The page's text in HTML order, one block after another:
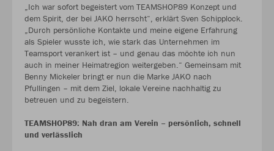
„Ich war sofort begeistert vom TEAMSHOP89 Konzept und
dem Spirit, der bei JAKO herrscht“, erklärt Sven Schipplock.
„Durch persönliche Kontakte und meine eigene Erfahrung
als Spieler wusste ich, wie stark das Unternehmen im
Teamsport verankert ist – und genau das möchte ich nun
auch in meiner Heimatregion weitergeben.“ Gemeinsam mit
Benny Mickeler bringt er nun die Marke JAKO nach
Pfullingen – mit dem Ziel, lokale Vereine nachhaltig zu
betreuen und zu begeistern.
TEAMSHOP89: Nah dran am Verein – persönlich, schnell
und verlässlich